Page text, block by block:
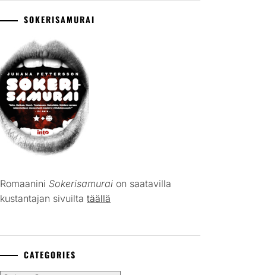
SOKERISAMURAI
RomaaniniSokerisamurai on saatavilla
kustantajan sivuiltatäällä
CATEGORIES